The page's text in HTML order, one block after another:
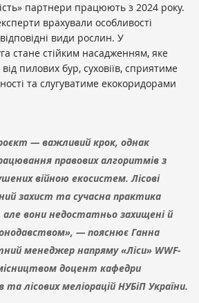
партнери працюють з 2024 року.
врахували особливості
види рослин. У
стане стійким насадженням, яке
від пилових бур, суховіїв, сприятиме
та слугуватиме екокоридорами
— важливий крок, однак
правових алгоритмів з
війною екосистем. Лісові
захист та сучасна практика
але вони недостатньо захищені й
— пояснює Ганна
менеджер напряму «Ліси» WWF-
доцент кафедри
та лісових меліорацій НУБіП України.